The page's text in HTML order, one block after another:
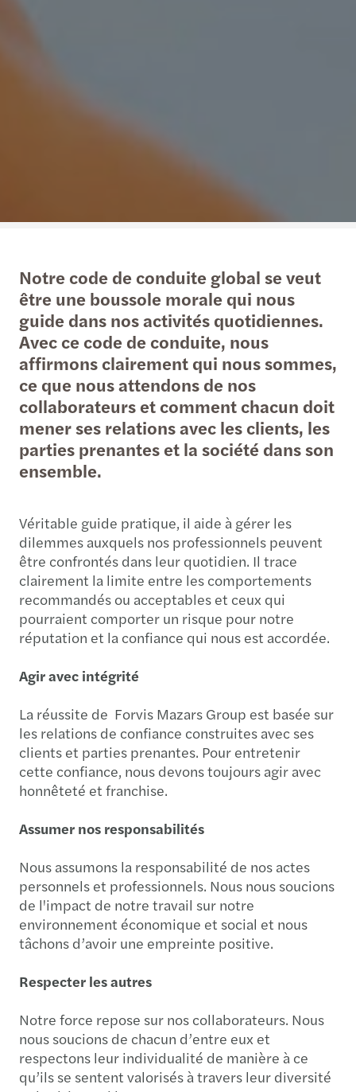
Notre code de conduite global se veut
être une boussole morale qui nous
guide dans nos activités quotidiennes.
Avec ce code de conduite, nous
affirmons clairement qui nous sommes,
ce que nous attendons de nos
collaborateurs et comment chacun doit
mener ses relations avec les clients, les
parties prenantes et la société dans son
ensemble.
Véritable guide pratique, il aide à gérer les
dilemmes auxquels nos professionnels peuvent
être confrontés dans leur quotidien. Il trace
clairement la limite entre les comportements
recommandés ou acceptables et ceux qui
pourraient comporter un risque pour notre
réputation et la confiance qui nous est accordée.
Agir avec intégrité
La réussite de Forvis Mazars Group est basée sur
les relations de confiance construites avec ses
clients et parties prenantes. Pour entretenir
cette confiance, nous devons toujours agir avec
honnêteté et franchise.
Assumer nos responsabilités
Nous assumons la responsabilité de nos actes
personnels et professionnels. Nous nous soucions
de l'impact de notre travail sur notre
environnement économique et social et nous
tâchons d’avoir une empreinte positive.
Respecter les autres
Notre force repose sur nos collaborateurs. Nous
nous soucions de chacun d’entre eux et
respectons leur individualité de manière à ce
qu’ils se sentent valorisés à travers leur diversité